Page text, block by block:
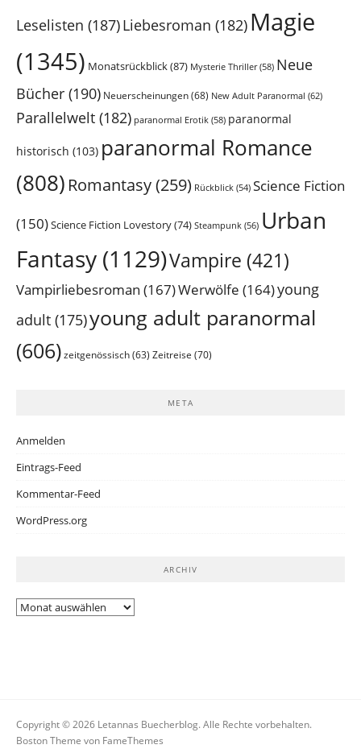
Leselisten (187)Liebesroman (182) Magie
(1345) Monatsrückblick(87) Mysterie Thriller(58) Neue
Bücher (190) Neuerscheinungen(68) New Adult Paranormal (62)
Parallelwelt (182) paranormal Erotik (58) paranormal
historisch (103) paranormal Romance
(808) Romantasy(259) Rückblick (54) Science Fiction
(150)Science Fiction Lovestory(74) Steampunk (56) Urban
Fantasy (1129)Vampire (421)
Vampirliebesroman (167)Werwölfe (164)young
adult (175)young adult paranormal
(606) zeitgenössisch (63) Zeitreise (70)
META
Anmelden
Eintrags-Feed
Kommentar-Feed
WordPress.org
ARCHIV
Archiv
Copyright © 2026 Letannas Buecherblog. Alle Rechte vorbehalten.
Boston Theme von FameThemes